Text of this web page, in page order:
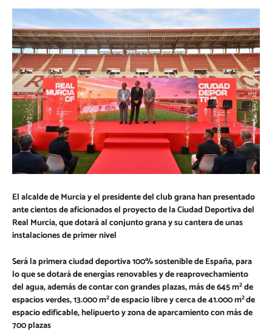
El alcalde de Murcia y el presidente del club grana han presentado
ante cientos de aficionados el proyecto de la Ciudad Deportiva del
Real Murcia, que dotará al conjunto grana y su cantera de unas
instalaciones de primer nivel
Será la primera ciudad deportiva 100% sostenible de España, para
lo que se dotará de energías renovables y de reaprovechamiento
del agua, además de contar con grandes plazas, más de 645 m2de
espacios verdes, 13.000 m2de espacio libre y cerca de 41.000 m2de
espacio edificable, helipuerto y zona de aparcamiento con más de
700 plazas